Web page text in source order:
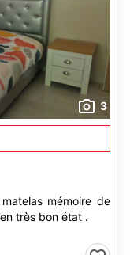
3
mémoire de
très bon état .